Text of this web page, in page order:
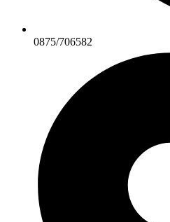
0875/706582